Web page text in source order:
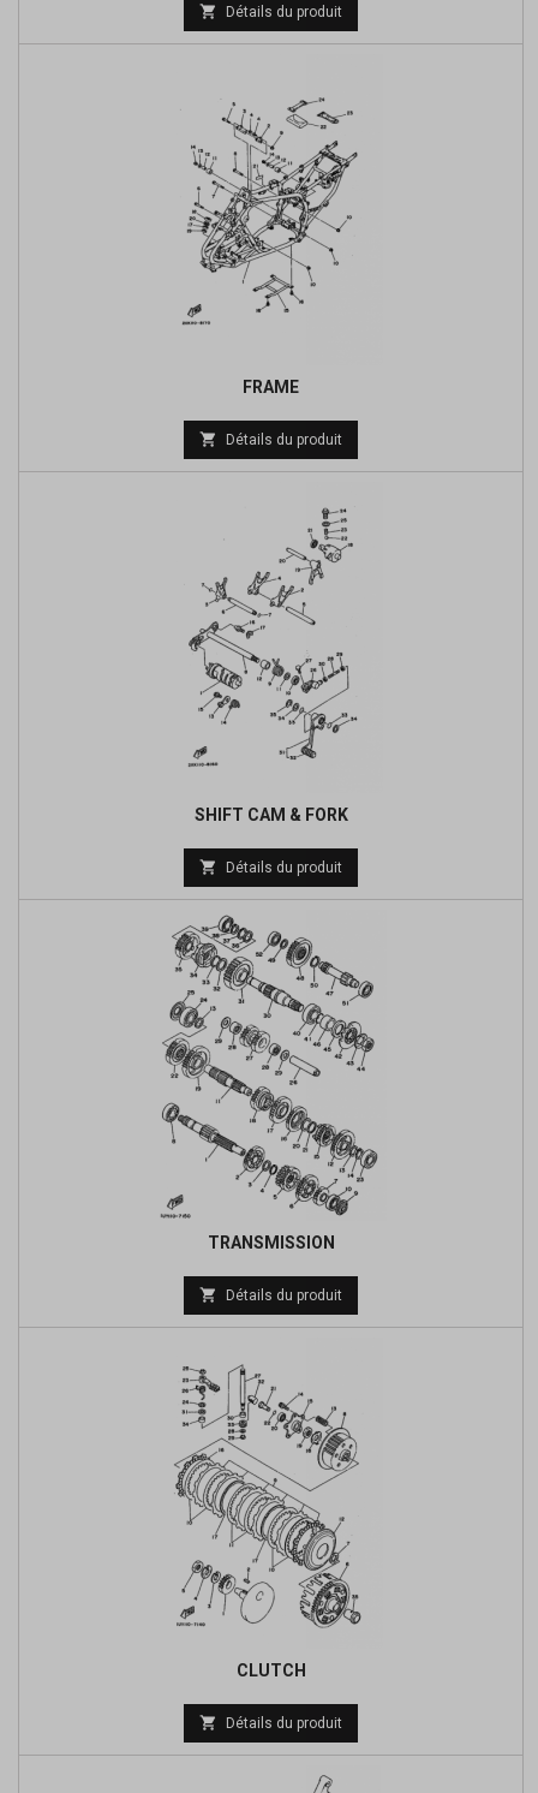
 Détails du produit
FRAME
 Détails du produit
SHIFT CAM & FORK
Prix
de
 Détails du produit
TRANSMISSION
Prix
de
 Détails du produit
CLUTCH
Prix
de
 Détails du produit